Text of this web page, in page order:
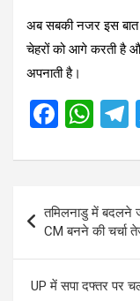
अब सबकी नजर इस बात
चेहरों को आगे करती है
अपनाती है।
F
ce
b
o
o
k
W
at
s
A
p
p
gr
navigation
तमिलनाडु में बदलने
CM बनने की चर्चा
UP में सपा दफ्तर पर